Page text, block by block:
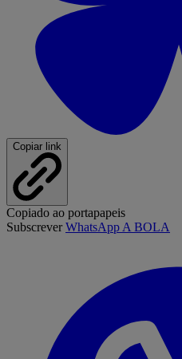
Copiar link
Copiado ao portapapeis
SubscreverWhatsApp A BOLA